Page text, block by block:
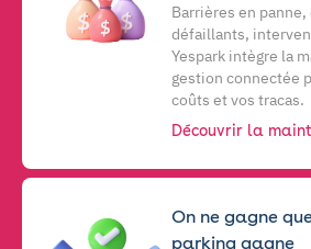
Barrières en panne,
défaillants,
Yespark intègre la
gestion connectée
coûts et vos tracas.
Découvrir la
On ne gagne
parking gagne